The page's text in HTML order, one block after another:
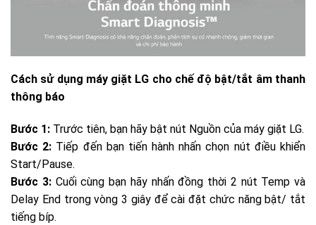
Cách sử dụng máy giặt LG cho chế độ bật/tắt âm thanh
thông báo
Bước 1: Trước tiên, bạn hãy bật nút Nguồn của máy giặt LG.
Bước 2: Tiếp đến bạn tiến hành nhấn chọn nút điều khiển
Start/Pause.
Bước 3: Cuối cùng bạn hãy nhấn đồng thời 2 nút Temp và
Delay End trong vòng 3 giây để cài đặt chức năng bật/ tắt
tiếng bíp.